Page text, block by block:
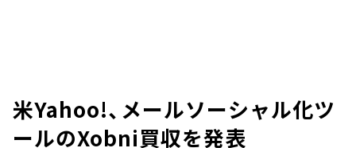
米Yahoo!、メールソーシャル化ツ
ールのXobni買収を発表